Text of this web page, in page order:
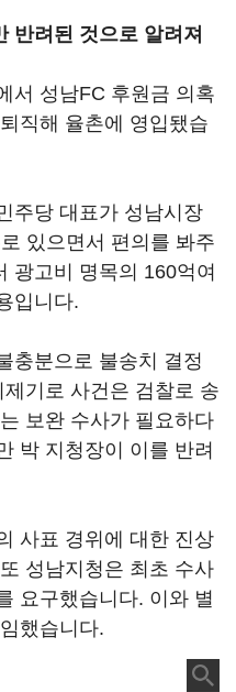
반려된 것으로 알려져
서 성남FC 후원금 의혹
직해 율촌에 영입됐습
주당 대표가 성남시장
있으면서 편의를 봐주
광고비 명목의 160억여
입니다.
충분으로 불송치 결정
기로 사건은 검찰로 송
보완 수사가 필요하다
박 지청장이 이를 반려
사표 경위에 대한 진상
성남지청은 최초 수사
요구했습니다. 이와 별
했습니다.